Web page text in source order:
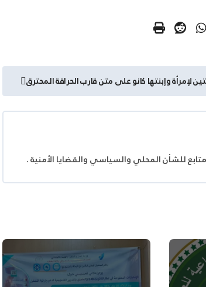
لإمرأة وإبنتها كانو على متن قارب الحراقة المحترق
للشأن المحلي والسياسي والقضايا الأمنية .